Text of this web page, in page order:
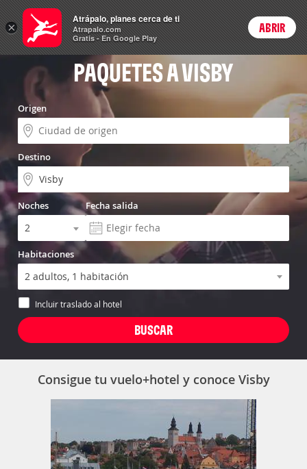
Vuelo+Hotel Login
PAQUETES A VISBY
Origen
Destino
Noches Fecha salida
Habitaciones
Incluir traslado al hotel
Consigue tu vuelo+hotel y conoce Visby
×
Atrápalo, planes cerca de ti
Atrapalo.com
Gratis - En Google Play
ABRIR